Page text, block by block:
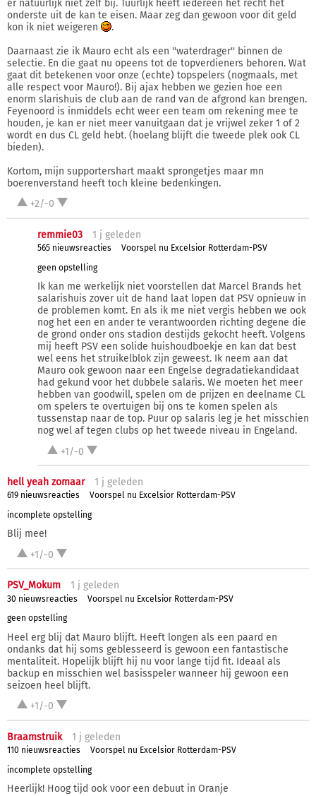
er natuurlijk niet zelf bij. Tuurlijk heeft iedereen het recht het
onderste uit de kan te eisen. Maar zeg dan gewoon voor dit geld
kon ik niet weigeren
.
Daarnaast zie ik Mauro echt als een ''waterdrager'' binnen de
selectie. En die gaat nu opeens tot de topverdieners behoren. Wat
gaat dit betekenen voor onze (echte) topspelers (nogmaals, met
alle respect voor Mauro!). Bij ajax hebben we gezien hoe een
enorm slarishuis de club aan de rand van de afgrond kan brengen.
Feyenoord is inmiddels echt weer een team om rekening mee te
houden, je kan er niet meer vanuitgaan dat je vrijwel zeker 1 of 2
wordt en dus CL geld hebt. (hoelang blijft die tweede plek ook CL
bieden).
Kortom, mijn supportershart maakt sprongetjes maar mn
boerenverstand heeft toch kleine bedenkingen.
+2/-0
remmie03 1 j geleden
565 nieuwsreacties
Voorspel nu Excelsior Rotterdam-PSV
geen opstelling
Ik kan me werkelijk niet voorstellen dat Marcel Brands het
salarishuis zover uit de hand laat lopen dat PSV opnieuw in
de problemen komt. En als ik me niet vergis hebben we ook
nog het een en ander te verantwoorden richting degene die
de grond onder ons stadion destijds gekocht heeft. Volgens
mij heeft PSV een solide huishoudboekje en kan dat best
wel eens het struikelblok zijn geweest. Ik neem aan dat
Mauro ook gewoon naar een Engelse degradatiekandidaat
had gekund voor het dubbele salaris. We moeten het meer
hebben van goodwill, spelen om de prijzen en deelname CL
om spelers te overtuigen bij ons te komen spelen als
tussenstap naar de top. Puur op salaris leg je het misschien
nog wel af tegen clubs op het tweede niveau in Engeland.
+1/-0
hell yeah zomaar 1 j geleden
619 nieuwsreacties
Voorspel nu Excelsior Rotterdam-PSV
incomplete opstelling
Blij mee!
+1/-0
PSV_Mokum 1 j geleden
30 nieuwsreacties
Voorspel nu Excelsior Rotterdam-PSV
geen opstelling
Heel erg blij dat Mauro blijft. Heeft longen als een paard en
ondanks dat hij soms geblesseerd is gewoon een fantastische
mentaliteit. Hopelijk blijft hij nu voor lange tijd fit. Ideaal als
backup en misschien wel basisspeler wanneer hij gewoon een
seizoen heel blijft.
+1/-0
Braamstruik 1 j geleden
110 nieuwsreacties
Voorspel nu Excelsior Rotterdam-PSV
incomplete opstelling
Heerlijk! Hoog tijd ook voor een debuut in Oranje